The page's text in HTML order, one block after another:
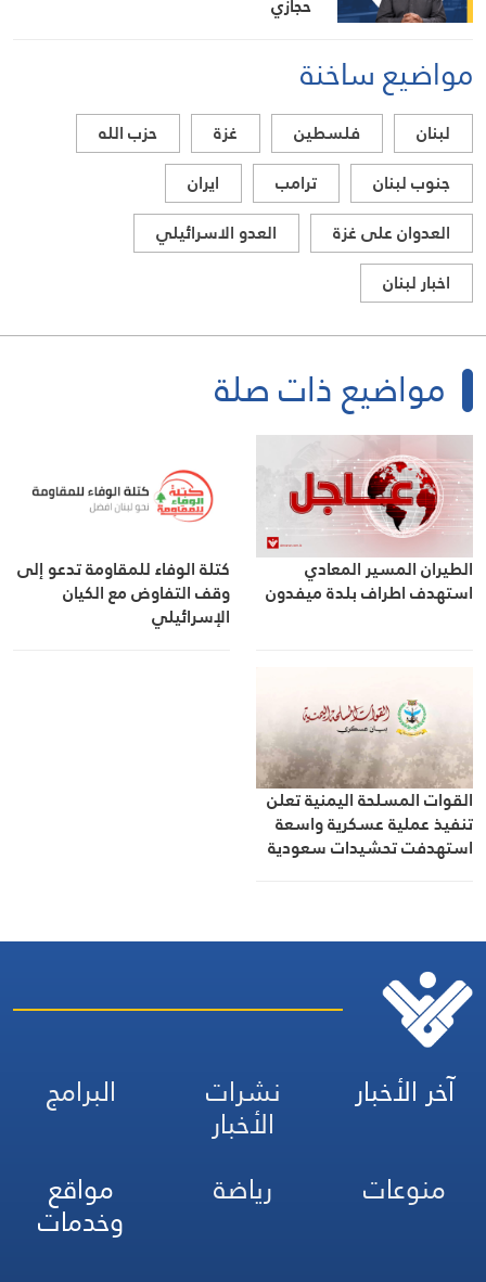
مواضيع ساخنة
لبنان فلسطين غزة
حزب الله
جنوب لبنان
ترامب
ايران
العدوان على غزة
العدو الاسرائيلي
اخبار لبنان
مواضيع ذات صلة
الطيران المسير المعادي
استهدف اطراف بلدة ميفدون
كتلة الوفاء للمقاومة تدعو إلى
وقف التفاوض مع الكيان
الإسرائيلي
القوات المسلحة اليمنية تعلن
تنفيذ عملية عسكرية واسعة
استهدفت تحشيدات سعودية
آخر الأخبار نشرات
الأخبار
البرامج
منوعات
رياضة مواقع
وخدمات